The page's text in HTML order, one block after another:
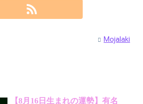
Mojalaki
【8月16日生まれの運勢】有名